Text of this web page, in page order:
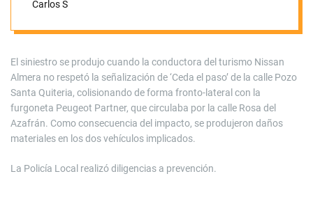
Quiteria
Carlos S
El siniestro se produjo cuando la conductora del turismo Nissan
Almera no respetó la señalización de ‘Ceda el paso’ de la calle Pozo
Santa Quiteria, colisionando de forma fronto-lateral con la
furgoneta Peugeot Partner, que circulaba por la calle Rosa del
Azafrán. Como consecuencia del impacto, se produjeron daños
materiales en los dos vehículos implicados.
La Policía Local realizó diligencias a prevención.